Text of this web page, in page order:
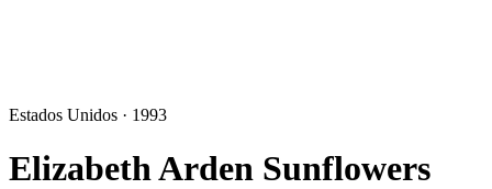
Estados Unidos · 1993
Elizabeth Arden Sunflowers